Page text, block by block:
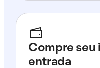
Compre seu
entrada